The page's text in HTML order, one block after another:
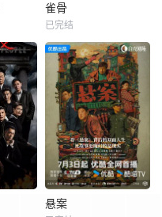
雀骨
已完结
悬案